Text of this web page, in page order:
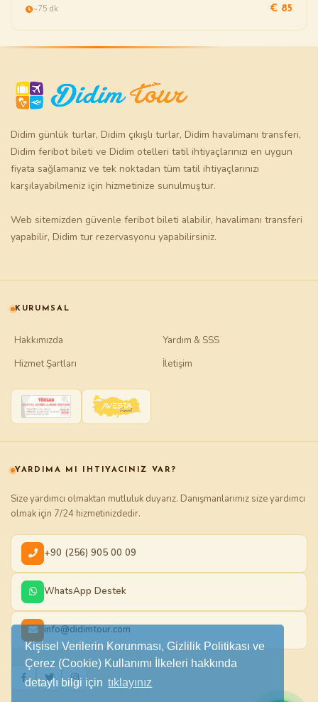
Kişisel Verilerin Korunması, Gizlilik Politikası ve
Çerez (Cookie) Kullanımı İlkeleri hakkında
detaylı bilgi için tıklayınız
~75 dk € 85
Didim günlük turlar, Didim çıkışlı turlar, Didim havalimanı transferi,
Didim feribot bileti ve Didim otelleri tatil ihtiyaçlarınızı en uygun
fiyata sağlamanız ve tek noktadan tüm tatil ihtiyaçlarınızı
karşılayabilmeniz için hizmetinize sunulmuştur.
Web sitemizden güvenle feribot bileti alabilir, havalimanı transferi
yapabilir, Didim tur rezervasyonu yapabilirsiniz.
KURUMSAL
Hakkımızda
Yardım & SSS
Hizmet Şartları
İletişim
YARDIMA MI IHTIYACINIZ VAR?
Size yardımcı olmaktan mutluluk duyarız. Danışmanlarımız size yardımcı
olmak için 7/24 hizmetinizdedir.
+90 (256) 905 00 09
WhatsApp Destek
info@didimtour.com